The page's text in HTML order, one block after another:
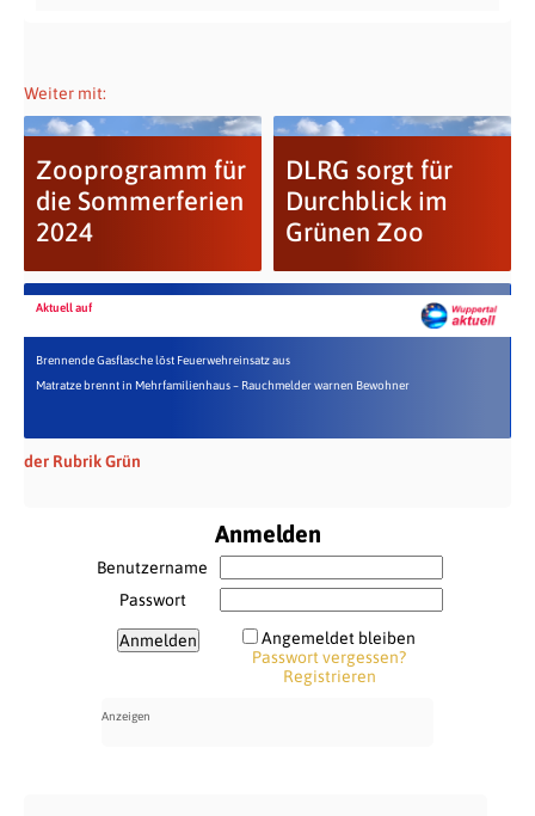
Weiter mit:
Zooprogramm für
die Sommerferien
2024
DLRG sorgt für
Durchblick im
Grünen Zoo
Aktuell auf
Brennende Gasflasche löst Feuerwehreinsatz aus
Matratze brennt in Mehrfamilienhaus – Rauchmelder warnen Bewohner
der Rubrik Grün
Anmelden
Benutzername
Passwort
Angemeldet bleiben
Passwort vergessen?
Registrieren